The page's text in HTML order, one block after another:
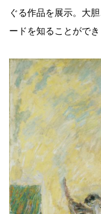
ぐる作品を展示。大
ードを知ることができ